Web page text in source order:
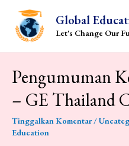
konten
Global
Let's Change Our
Pengumuman
– GE Thailand
Tinggalkan Komentar/
Education